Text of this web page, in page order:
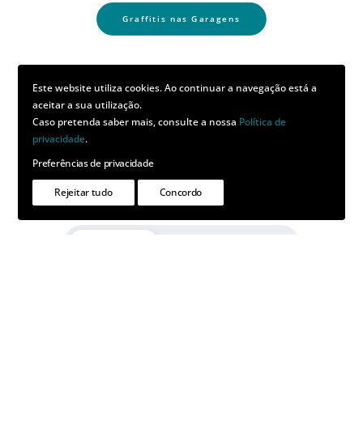
Graffitis nas Garagens
O MAU NO
TAGUSPARK
Este website utiliza cookies. Ao continuar a navegação está a
aceitar a sua utilização.
Caso pretenda saber mais, consulte a nossa Política de
privacidade.
Preferências de privacidade
Rejeitar tudo Concordo